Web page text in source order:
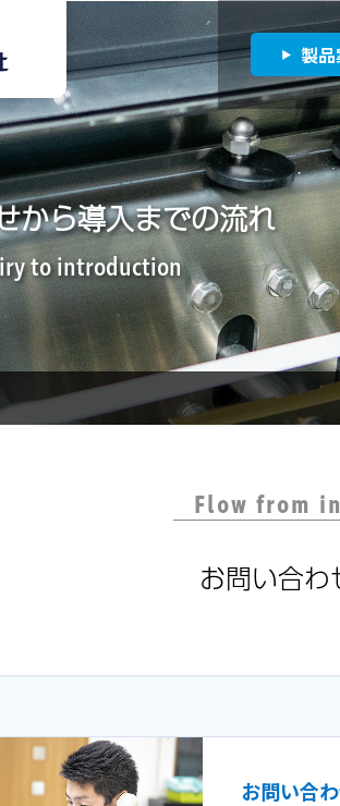
製
から導入までの流れ
to introduction
Flow from
お問い合
お問い合